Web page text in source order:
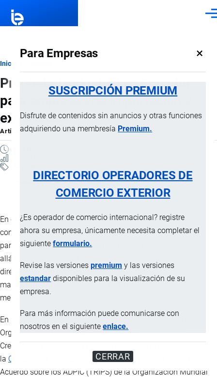
Para Empresas ×
SUSCRIPCIÓN PREMIUM
Disfrute de contenidos sin anuncios y otras funciones
adquiriendo una membresía Premium.
DIRECTORIO OPERADORES DE
COMERCIO EXTERIOR
¿Es operador de comercio internacional? registre
ahora su empresa, únicamente necesita completar el
siguienteformulario.
Revise las versionespremium y las versiones
estandar disponibles para la visualización de su
empresa.
Para más información puede comunicarse con
nosotros en el siguienteenlace.
CERRAR
Ruta
de
navegación
Inicio
Propiedad industrial en Ecuador
para empresas de importación y
exportación
ArtículoporJaime Mise, 4 Mayo, 2026
Operaciones internacionales
En el comercio internacional, la propiedad industrial es un
componente estratégico clave para las empresas que
participan en actividades de
allá de su función legal, estos activos intangibles influyen
directamente en la competitividad, el posicionamiento de
marca, la protección tecnológica y la expansión hacia
mercados globales.
En Ecuador, este sistema se encuentra regulado por el Código
Orgánico de la Economía Social de los Conocimientos,
Creatividad e Innovación (Código Ingenios), la Decisión 486 de
la Comunidad Andina
y tratados internacionales como el
Acuerdo sobre los ADPIC (TRIPS) de la Organización Mundial